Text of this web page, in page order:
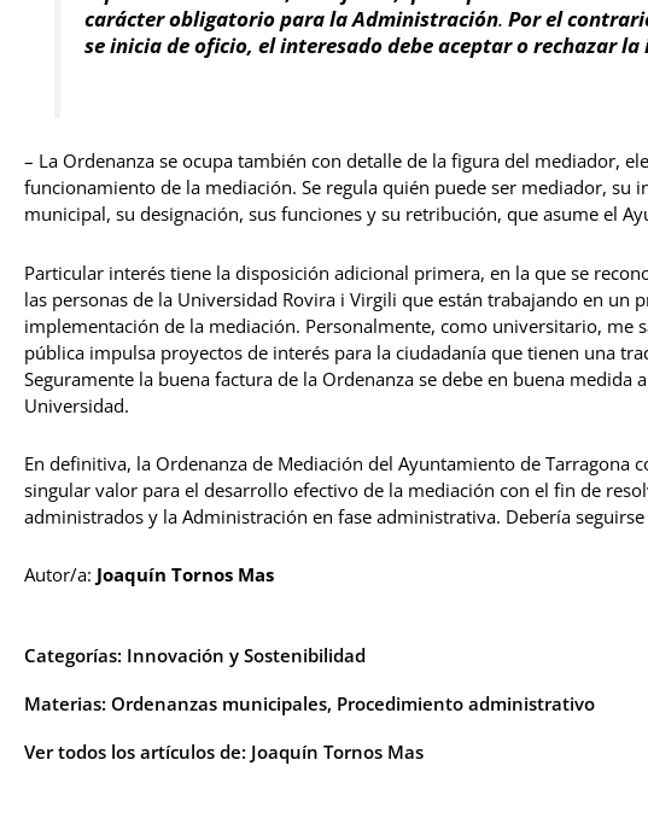
carácter obligatorio para la Administración. Por el
se inicia de oficio, el interesado debe aceptar o rechazar
– La Ordenanza se ocupa también con detalle de la figura del mediador,
funcionamiento de la mediación. Se regula quién puede ser mediador, su
municipal, su designación, sus funciones y su retribución, que asume el
Particular interés tiene la disposición adicional primera, en la que se
las personas de la Universidad Rovira i Virgili que están trabajando en un
implementación de la mediación. Personalmente, como universitario, me
pública impulsa proyectos de interés para la ciudadanía que tienen una
Seguramente la buena factura de la Ordenanza se debe en buena medida
Universidad.
En definitiva, la Ordenanza de Mediación del Ayuntamiento de Tarragona
singular valor para el desarrollo efectivo de la mediación con el fin de
administrados y la Administración en fase administrativa. Debería
Autor/a: Joaquín Tornos Mas
Categorías: Innovación y Sostenibilidad
Materias: Ordenanzas municipales, Procedimiento administrativo
Ver todos los artículos de: Joaquín Tornos Mas